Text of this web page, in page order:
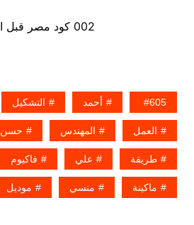
002 كود مصر قبل الرقم
605 أحمد التشكيل
العمل المهندس حسن
طريقة علي فاكيوم
ماكينة منسي موديل